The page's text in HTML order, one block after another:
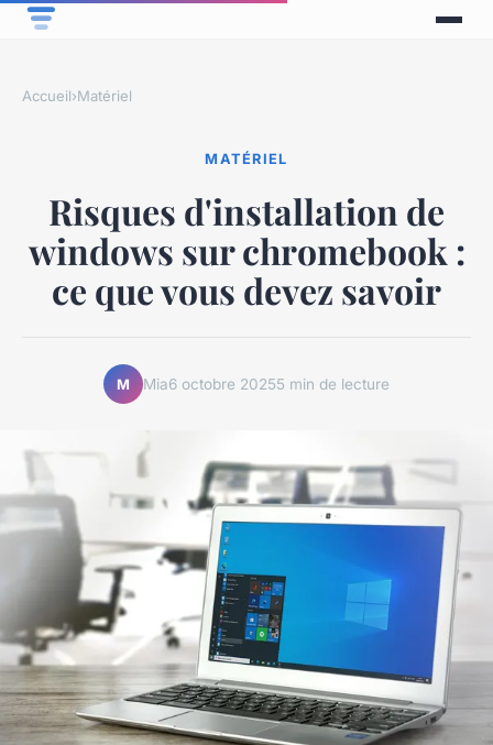
Accueil›Matériel
MATÉRIEL
Risques d'installation de
windows sur chromebook :
ce que vous devez savoir
M Mia6 octobre 20255 min de lecture